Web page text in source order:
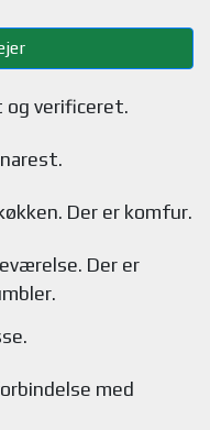
og verificeret.
Der er komfur.
Der er
.
.
med